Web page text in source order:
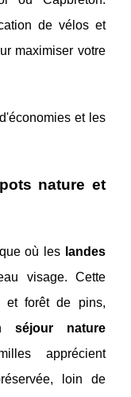
de vélos et
maximiser votre
et les
nature et
où les landes
visage. Cette
et forêt de pins,
séjour nature
apprécient
loin de